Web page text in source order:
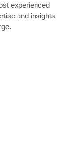
experienced
and insights